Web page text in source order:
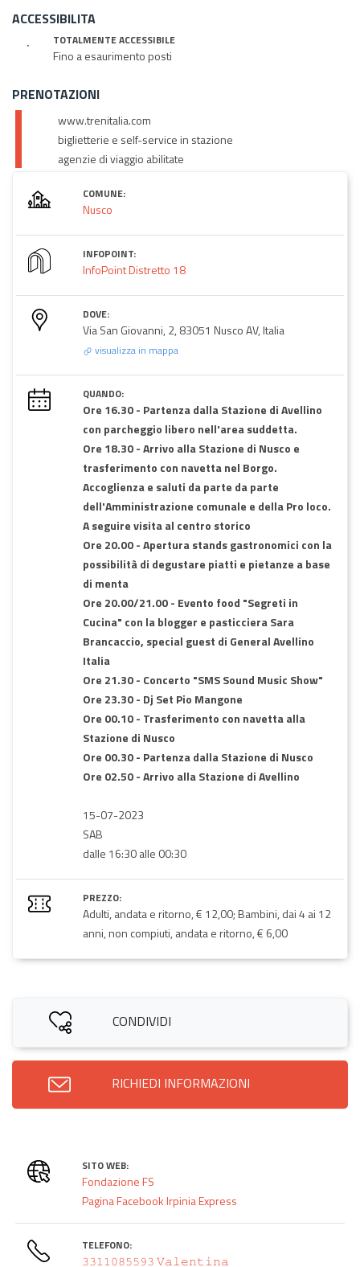
ACCESSIBILITA
TOTALMENTE ACCESSIBILE
Fino a esaurimento posti
PRENOTAZIONI
www.trenitalia.com
biglietterie e self-service in stazione
agenzie di viaggio abilitate
COMUNE:
Nusco
INFOPOINT:
InfoPoint Distretto 18
DOVE:
Via San Giovanni, 2, 83051 Nusco AV, Italia
visualizza in mappa
QUANDO:
Ore 16.30 - Partenza dalla Stazione di Avellino
con parcheggio libero nell'area suddetta.
Ore 18.30 - Arrivo alla Stazione di Nusco e
trasferimento con navetta nel Borgo.
Accoglienza e saluti da parte da parte
dell'Amministrazione comunale e della Pro loco.
A seguire visita al centro storico
Ore 20.00 - Apertura stands gastronomici con la
possibilità di degustare piatti e pietanze a base
di menta
Ore 20.00/21.00 - Evento food "Segreti in
Cucina" con la blogger e pasticciera Sara
Brancaccio, special guest di General Avellino
Italia
Ore 21.30 - Concerto "SMS Sound Music Show"
Ore 23.30 - Dj Set Pio Mangone
Ore 00.10 - Trasferimento con navetta alla
Stazione di Nusco
Ore 00.30 - Partenza dalla Stazione di Nusco
Ore 02.50 - Arrivo alla Stazione di Avellino
15-07-2023
SAB
dalle 16:30 alle 00:30
PREZZO:
Adulti, andata e ritorno, € 12,00; Bambini, dai 4 ai 12
anni, non compiuti, andata e ritorno, € 6,00
CONDIVIDI
RICHIEDI INFORMAZIONI
SITO WEB:
Fondazione FS
Pagina Facebook Irpinia Express
TELEFONO:
𝟹𝟹𝟷𝟷𝟶𝟾𝟻𝟻𝟿𝟹 𝚅𝚊𝚕𝚎𝚗𝚝𝚒𝚗𝚊